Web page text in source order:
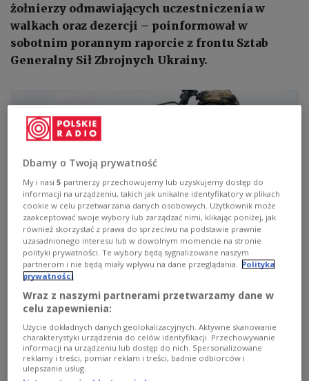
żołnierzy odmawiających uczestniczenia w
walkach oraz dezercji – poinformował w
sobotnim porannym raporcie z frontu Sztab
Generalny Sił Zbrojnych Ukrainy.
W rosyjskiej armii panują poważne kłopoty fortton/Shutterstock
Ukrainy oraz w związku ze znacznymi stratami
przeciwnika w sile żywej, zwiększa się liczba
przypadków dezercji z rosyjskich wojsk
okupacyjnych, które coraz częściej samowolnie
opuszczają swoje pozycje bojowe” – przekazał
Dbamy o Twoją prywatność
My i nasi5 partnerzy przechowujemy lub uzyskujemy dostęp do
informacji na urządzeniu, takich jak unikalne identyfikatory w plikach
cookie w celu przetwarzania danych osobowych. Użytkownik może
zaakceptować swoje wybory lub zarządzać nimi, klikając poniżej, jak
również skorzystać z prawa do sprzeciwu na podstawie prawnie
uzasadnionego interesu lub w dowolnym momencie na stronie
polityki prywatności. Te wybory będą sygnalizowane naszym
partnerom i nie będą miały wpływu na dane przeglądania. Polityka
prywatności
Wraz z naszymi partnerami przetwarzamy dane w
celu zapewnienia:
Użycie dokładnych danych geolokalizacyjnych. Aktywne skanowanie
charakterystyki urządzenia do celów identyfikacji. Przechowywanie
informacji na urządzeniu lub dostęp do nich. Spersonalizowane
reklamy i treści, pomiar reklam i treści, badnie odbiorców i
ulepszanie usług.